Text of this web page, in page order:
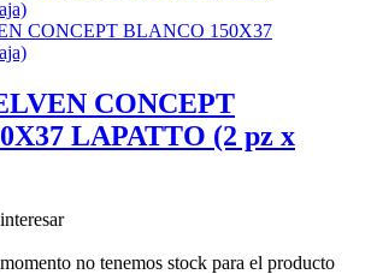
CONCEPT
LAPATTO (2 pz x
no tenemos stock para el producto